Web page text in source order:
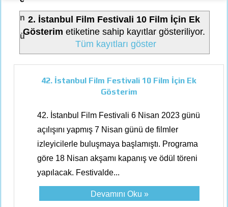
n
ü
2. İstanbul Film Festivali 10 Film İçin Ek
Gösterim etiketine sahip kayıtlar gösteriliyor.
Tüm kayıtları göster
42. İstanbul Film Festivali 10 Film İçin Ek
Gösterim
42. İstanbul Film Festivali 6 Nisan 2023 günü
açılışını yapmış 7 Nisan günü de filmler
izleyicilerle buluşmaya başlamıştı. Programa
göre 18 Nisan akşamı kapanış ve ödül töreni
yapılacak. Festivalde...
Devamını Oku »